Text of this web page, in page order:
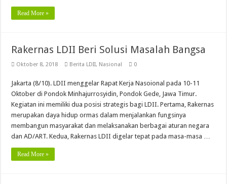
Read More »
Rakernas LDII Beri Solusi Masalah Bangsa
Oktober 8, 2018 Berita LDII, Nasional 0
Jakarta (8/10). LDII menggelar Rapat Kerja Nasoional pada 10-11
Oktober di Pondok Minhajurrosyidin, Pondok Gede, Jawa Timur.
Kegiatan ini memiliki dua posisi strategis bagi LDII. Pertama, Rakernas
merupakan daya hidup ormas dalam menjalankan fungsinya
membangun masyarakat dan melaksanakan berbagai aturan negara
dan AD/ART. Kedua, Rakernas LDII digelar tepat pada masa-masa …
Read More »